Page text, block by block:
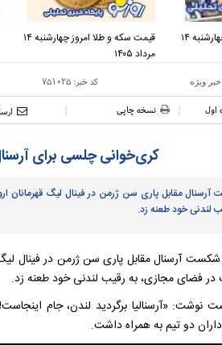
قیمت دلار و یورو امروز چهارشنبه ۱۴
قیمت سکه و طلا امروز چهارشنبه ۱۴
مرداد ۱۴۰۵
خبر ویژه کد خبر:۷۵۱۰۲۵
اول نسخه چاپی
کری‌خوانی چلسی برای
مقابل پاری سن ژرمن در فینال لیگ قهرمانان
لندنی خود طعنه زد.
پس از شکست آرسنال مقابل پاری سن ژرمن در
در فضای مجازی، به رقیب لندنی خود طعنه زد.
«آرسنالیا برگردید لندن، جام
دو تیم به همراه داشت.